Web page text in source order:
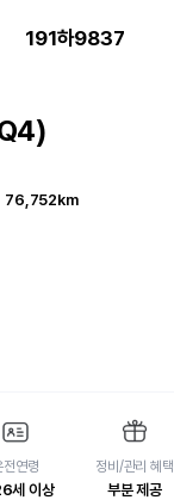
191하9837
76,752km
전연령
세 이상
정비/관리 혜택
부분 제공